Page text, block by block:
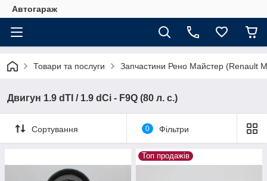
Автогараж
Товари та послуги Запчастини Рено Майстер (Renault
Двигун 1.9 dTI / 1.9 dCi - F9Q (80 л. с.)
Сортування 0 Фільтри
Топ продажів